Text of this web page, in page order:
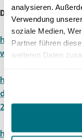
analysieren.
Verwendung
soziale Medien,
Partner führen
weiteren Daten
DeepSeek
https://
wunder-aus-china-
https://
deepseek-illegale-
243308334738
https://